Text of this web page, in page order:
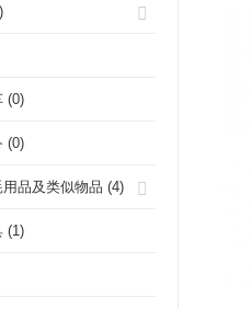
(0)
(0)
品及类似物品 (4)
(1)